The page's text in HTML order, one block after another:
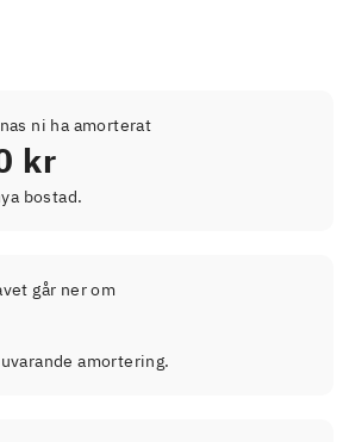
ni ha amorterat
kr
bostad.
går ner om
amortering.